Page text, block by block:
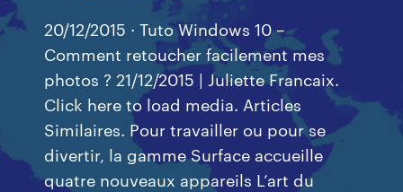
20/12/2015 · Tuto Windows 10 –
Comment retoucher facilement mes
photos ? 21/12/2015 | Juliette Francaix.
Click here to load media. Articles
Similaires. Pour travailler ou pour se
divertir, la gamme Surface accueille
quatre nouveaux appareils L’art du